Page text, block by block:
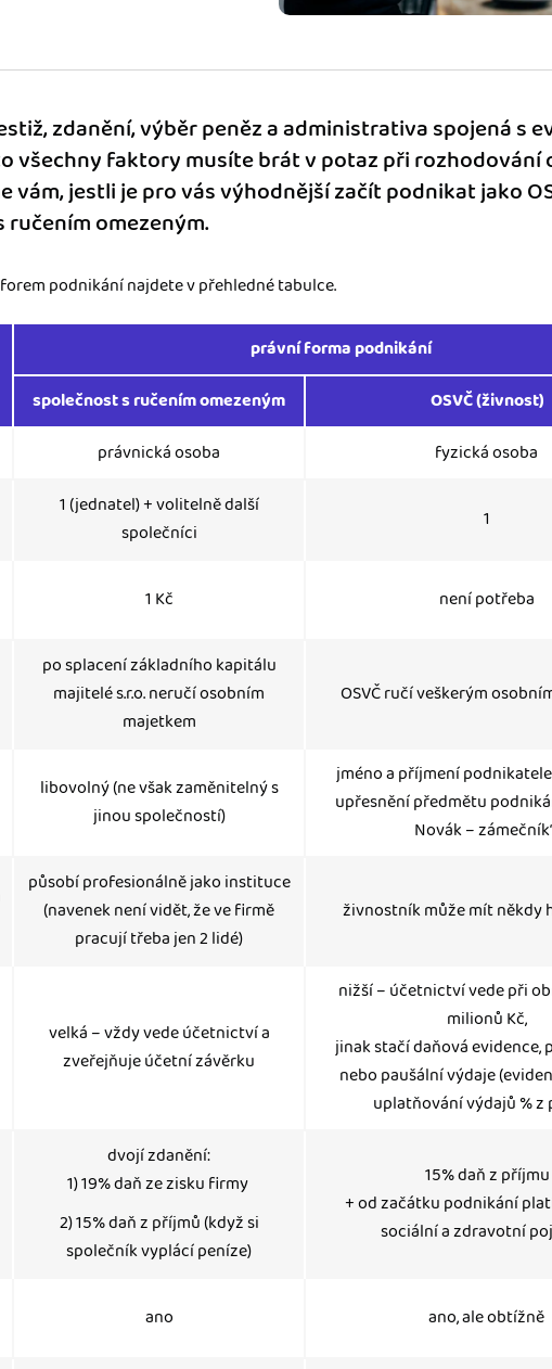
pro finanční
vás. Díky
CRM...
zdanění, výběr peněz a administrativa spojená s
všechny faktory musíte brát v potaz při rozhodování
vám, jestli je pro vás výhodnější začít podnikat jako
omezeným.
podnikání najdete v přehledné tabulce.
právní forma podnikání
společnost s ručením omezeným
OSVČ (živnost)
právnická osoba
fyzická osoba
1 (jednatel) + volitelně další
společníci
1
1 Kč není potřeba
po splacení základního kapitálu
majitelé s.r.o. neručí osobním
majetkem
OSVČ ručí veškerým
libovolný (ne však zaměnitelný s
jinou společností)
jméno a příjmení
upřesnění předmětu
Novák –
působí profesionálně jako instituce
(navenek není vidět, že ve firmě
pracují třeba jen 2 lidé)
živnostník může mít někdy
velká – vždy vede účetnictví a
zveřejňuje účetní závěrku
nižší – účetnictví vede při
milionů Kč,
jinak stačí daňová evidence,
nebo paušální výdaje
uplatňování výdajů % z
dvojí zdanění:
1) 19% daň ze zisku firmy
2) 15% daň z příjmů (když si
společník vyplácí peníze)
15% daň z příjmu
+ od začátku podnikání
sociální a zdravotní
ano ano, ale obtížně